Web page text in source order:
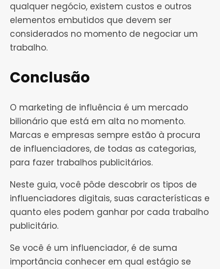
qualquer negócio, existem custos e outros
elementos embutidos que devem ser
considerados no momento de negociar um
trabalho.
Conclusão
O marketing de influência é um mercado
bilionário que está em alta no momento.
Marcas e empresas sempre estão à procura
de influenciadores, de todas as categorias,
para fazer trabalhos publicitários.
Neste guia, você pôde descobrir os tipos de
influenciadores digitais, suas características e
quanto eles podem ganhar por cada trabalho
publicitário.
Se você é um influenciador, é de suma
importância conhecer em qual estágio se